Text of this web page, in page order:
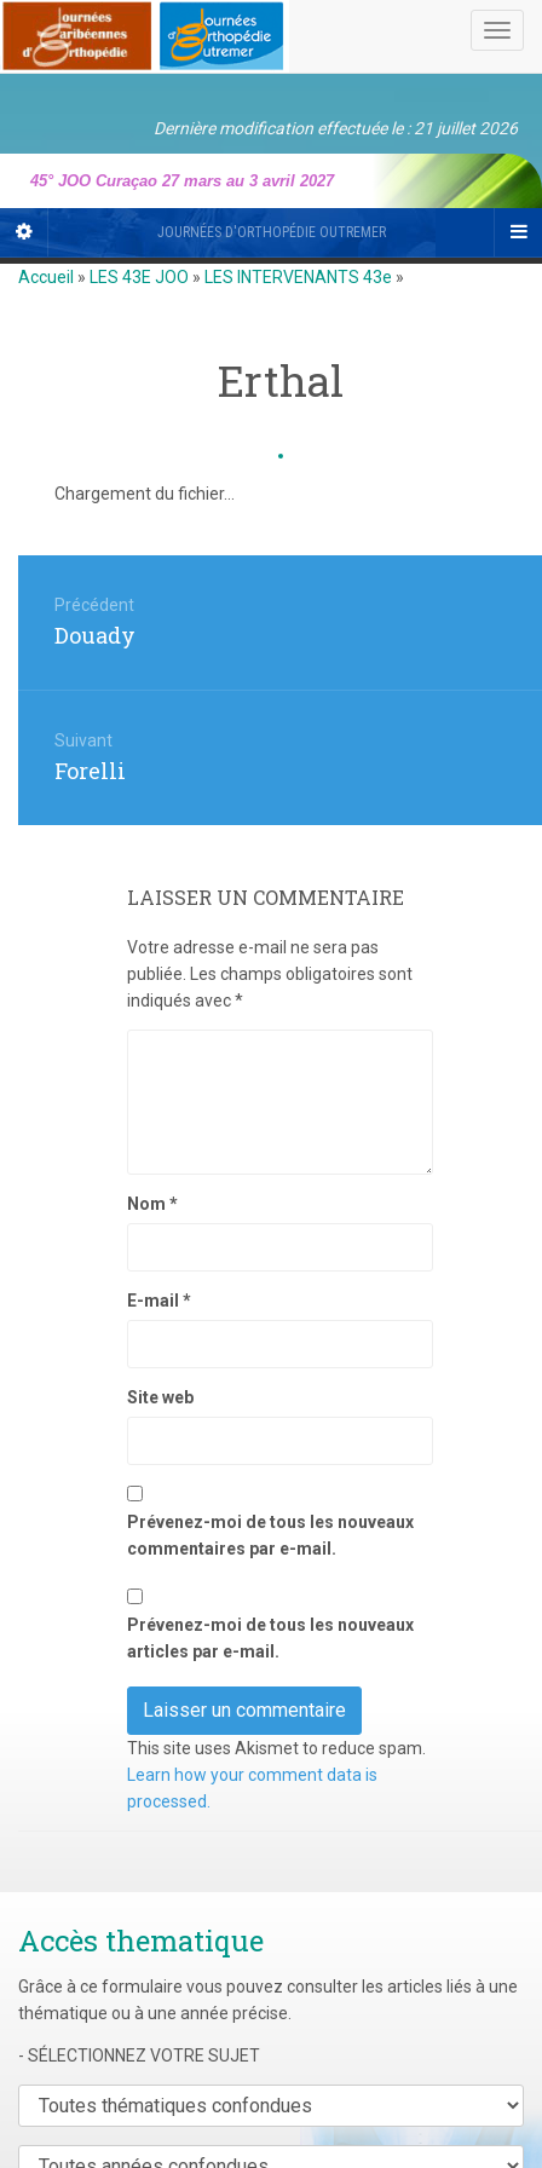
Dernière modification effectuée le : 21 juillet 2026
45° JOO Curaçao 27 mars au 3 avril 2027
JOURNÉES D'ORTHOPÉDIE OUTREMER
Accueil » LES 43E JOO » LES INTERVENANTS 43e »
Erthal
Chargement du fichier...
de
l’article
Précédent
Article
Douady
Suivant
Article
Forelli
LAISSER UN COMMENTAIRE
Votre adresse e-mail ne sera pas
publiée.
Les champs obligatoires sont
indiqués avec*
Nom *
E-mail *
Site web
Prévenez-moi de tous les nouveaux
commentaires par e-mail.
Prévenez-moi de tous les nouveaux
articles par e-mail.
This site uses Akismet to reduce spam.
Learn how your comment data is
processed.
Accès thematique
Grâce à ce formulaire vous pouvez consulter les articles liés à une
thématique ou à une année précise.
- SÉLECTIONNEZ VOTRE SUJET